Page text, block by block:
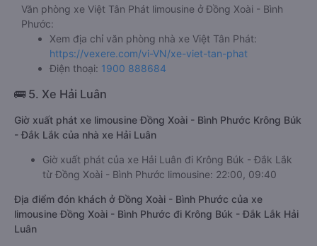
Văn phòng xe Việt Tân Phát limousine ở Đồng Xoài - Bình
Phước:
Xem địa chỉ văn phòng nhà xe Việt Tân Phát:
https://vexere.com/vi-VN/xe-viet-tan-phat
Điện thoại: 1900 888684
🚌 5. Xe Hải Luân
Giờ xuất phát xe limousine Đồng Xoài - Bình Phước Krông Búk
- Đắk Lắk của nhà xe Hải Luân
Giờ xuất phát của xe Hải Luân đi Krông Búk - Đắk Lắk
từ Đồng Xoài - Bình Phước limousine: 22:00, 09:40
Địa điểm đón khách ở Đồng Xoài - Bình Phước của xe
limousine Đồng Xoài - Bình Phước đi Krông Búk - Đắk Lắk Hải
Luân